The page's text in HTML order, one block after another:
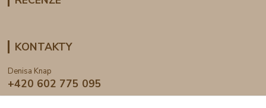
KONTAKTY
Denisa Knap
+420 602 775 095